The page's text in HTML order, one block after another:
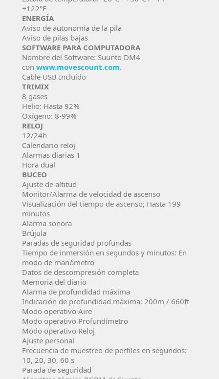
+122°F
ENERGÍA
Aviso de autonomía de la pila
Aviso de pilas bajas
SOFTWARE PARA COMPUTADORA
Nombre del Software: Suunto DM4
con www.movescount.com.
Cable USB Incluido
TRIMIX
8 gases
Helio: Hasta 92%
Oxígeno: 8-99%
RELOJ
12/24h
Calendario reloj
Alarmas diarias 1
Hora dual
BUCEO
Ajuste de altitud
Monitor/Alarma de velocidad de ascenso
Visualización del tiempo de ascenso; Hasta 199
minutos
Alarma sonora
Brújula
Paradas de seguridad profundas
Tiempo de inmersión en segundos y minutos: En
modo de manómetro
Datos de descompresión completa
Memoria del diario
Alarma de profundidad máxima
Indicación de profundidad máxima: 200m / 660ft
Modo operativo Aire
Modo operativo Profundímetro
Modo operativo Reloj
Ajuste personal
Frecuencia de muestreo de perfiles en segundos:
10, 20, 30, 60 s
Parada de seguridad